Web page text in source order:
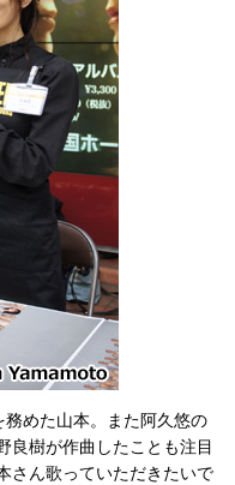
めた山本。また阿久悠の
良樹が作曲したことも注目
さん歌っていただきたいで